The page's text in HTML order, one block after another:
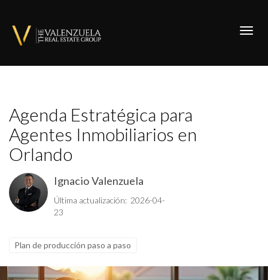
Agenda Estratégica para
Agentes Inmobiliarios en
Orlando
Ignacio Valenzuela
Última actualización: 2026-04-
23
Plan de producción paso a paso